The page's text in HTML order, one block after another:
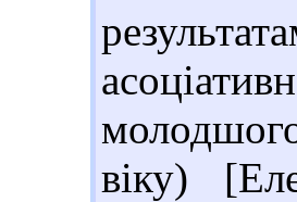
віку)